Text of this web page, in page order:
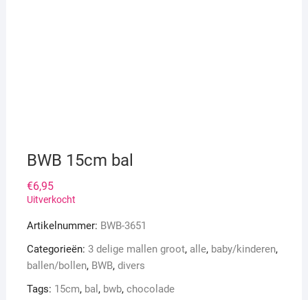
BWB 15cm bal
€6,95
Uitverkocht
Artikelnummer: BWB-3651
Categorieën: 3 delige mallen groot, alle, baby/kinderen,
ballen/bollen, BWB, divers
Tags: 15cm, bal , bwb, chocolade